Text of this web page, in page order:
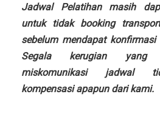
Jadwal Pelatihan masih
untuk tidak booking
sebelum mendapat
Segala kerugian yang
miskomunikasi jadwal
kompensasi apapun dari kami.